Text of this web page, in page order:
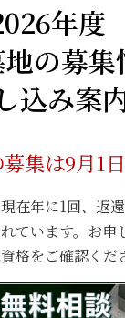
年度
の募
込み案
集は9月1
在年に1回、返
ています。お申
格をご確認くだ